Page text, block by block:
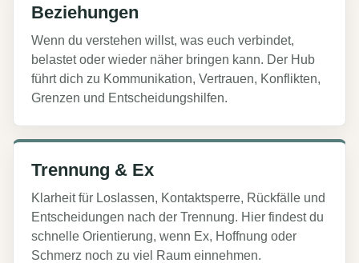
Beziehungen
Wenn du verstehen willst, was euch verbindet,
belastet oder wieder näher bringen kann. Der Hub
führt dich zu Kommunikation, Vertrauen, Konflikten,
Grenzen und Entscheidungshilfen.
Trennung & Ex
Klarheit für Loslassen, Kontaktsperre, Rückfälle und
Entscheidungen nach der Trennung. Hier findest du
schnelle Orientierung, wenn Ex, Hoffnung oder
Schmerz noch zu viel Raum einnehmen.